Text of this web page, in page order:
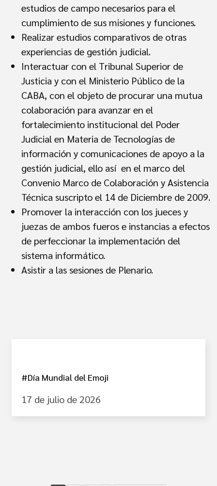
estudios de campo necesarios para el
cumplimiento de sus misiones y funciones.
Realizar estudios comparativos de otras
experiencias de gestión judicial.
Interactuar con el Tribunal Superior de
Justicia y con el Ministerio Público de la
CABA, con el objeto de procurar una mutua
colaboración para avanzar en el
fortalecimiento institucional del Poder
Judicial en Materia de Tecnologías de
información y comunicaciones de apoyo a la
gestión judicial, ello así en el marco del
Convenio Marco de Colaboración y Asistencia
Técnica suscripto el 14 de Diciembre de 2009.
Promover la interacción con los jueces y
juezas de ambos fueros e instancias a efectos
de perfeccionar la implementación del
sistema informático.
Asistir a las sesiones de Plenario.
#Día Mundial del Emoji
17 de julio de 2026